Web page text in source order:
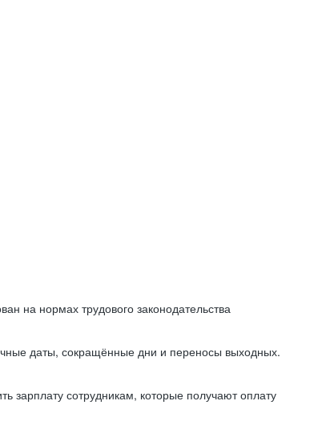
на нормах трудового законодательства
даты, сокращённые дни и переносы выходных.
зарплату сотрудникам, которые получают оплату